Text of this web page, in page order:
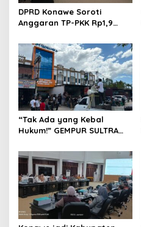
DPRD Konawe Soroti
Anggaran TP-PKK Rp1,9
untuk Perjalanan Dinas
“Tak Ada yang Kebal
Hukum!” GEMPUR SULTRA
Tanawali dan PT
Tadisangka, Siap Kuasai
Lahan Puuwatu